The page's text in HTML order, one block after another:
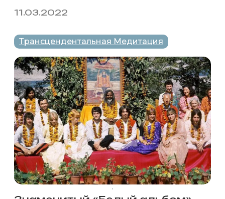
11.03.2022
Трансцендентальная Медитация